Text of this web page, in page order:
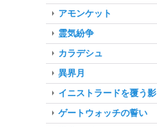
アモンケット
霊気紛争
カラデシュ
異界月
イニストラードを覆う影
ゲートウォッチの誓い